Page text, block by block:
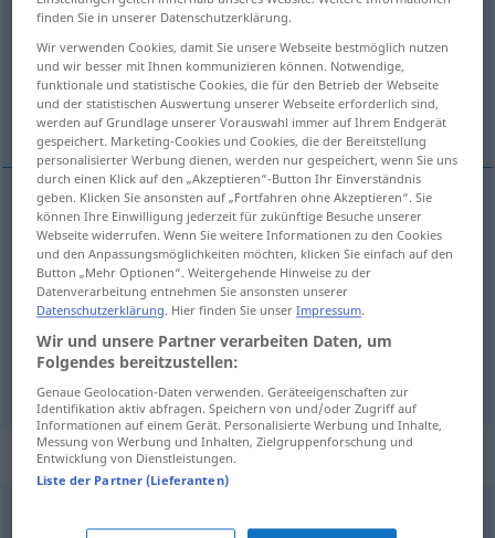
Übersicht aller Übersetzungen
(Für mehr Details die Übersetzung anklicken/antippen)
Hammel-, Schaffleisch Schaf
Hammel-,Schaffleischn mutton
Schafn mutton seltenaußer HUM
Beispielsätze für "mutton"
of mutton
finden Sie in unserer Datenschutzerklärung.
Wir verwenden Cookies, damit Sie unsere Webseite bestmöglich nutzen
und wir besser mit Ihnen kommunizieren können. Notwendige,
funktionale und statistische Cookies, die für den Betrieb der Webseite
und der statistischen Auswertung unserer Webseite erforderlich sind,
werden auf Grundlage unserer Vorauswahl immer auf Ihrem Endgerät
gespeichert. Marketing-Cookies und Cookies, die der Bereitstellung
personalisierter Werbung dienen, werden nur gespeichert, wenn Sie uns
durch einen Klick auf den „Akzeptieren“-Button Ihr Einverständnis
geben. Klicken Sie ansonsten auf „Fortfahren ohne Akzeptieren“. Sie
können Ihre Einwilligung jederzeit für zukünftige Besuche unserer
Webseite widerrufen. Wenn Sie weitere Informationen zu den Cookies
und den Anpassungsmöglichkeiten möchten, klicken Sie einfach auf den
Button „Mehr Optionen“. Weitergehende Hinweise zu der
Datenverarbeitung entnehmen Sie ansonsten unserer
Datenschutzerklärung. Hier finden Sie unserImpressum.
Wir und unsere Partner verarbeiten Daten, um
Folgendes bereitzustellen:
Genaue Geolocation-Daten verwenden. Geräteeigenschaften zur
Identifikation aktiv abfragen. Speichern von und/oder Zugriff auf
Informationen auf einem Gerät. Personalisierte Werbung und Inhalte,
Messung von Werbung und Inhalten, Zielgruppenforschung und
Entwicklung von Dienstleistungen.
Liste der Partner (Lieferanten)